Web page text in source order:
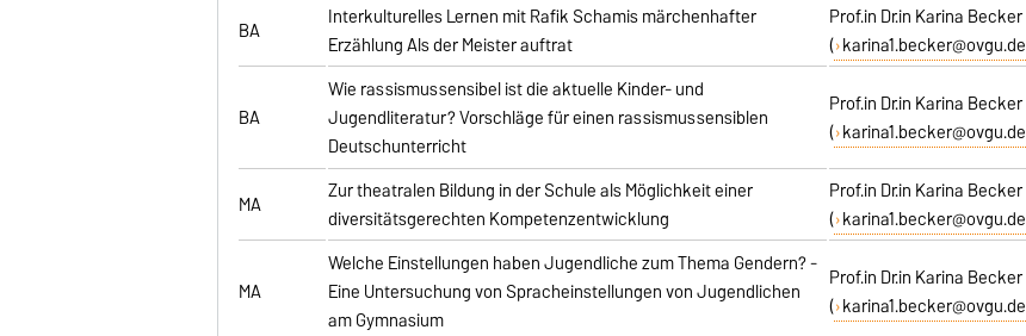
BA
Interkulturelles Lernen mit Rafik Schamis märchenhafter
Erzählung Als der Meister auftrat
Prof.in Dr.in Karina Becker
( karina1.becker@ovgu.de
BA
Wie rassismussensibel ist die aktuelle Kinder- und
Jugendliteratur? Vorschläge für einen rassismussensiblen
Deutschunterricht
Prof.in Dr.in Karina Becker
( karina1.becker@ovgu.de
MA
Zur theatralen Bildung in der Schule als Möglichkeit einer
diversitätsgerechten Kompetenzentwicklung
Prof.in Dr.in Karina Becker
( karina1.becker@ovgu.de
MA
Welche Einstellungen haben Jugendliche zum Thema Gendern? -
Eine Untersuchung von Spracheinstellungen von Jugendlichen
am Gymnasium
Prof.in Dr.in Karina Becker
( karina1.becker@ovgu.de